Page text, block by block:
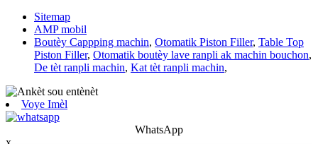
Sitemap
AMP mobil
Boutèy Cappping machin, Otomatik Piston Filler, Table Top
Piston Filler, Otomatik boutèy lave ranpli ak machin bouchon,
De tèt ranpli machin, Kat tèt ranpli machin,
Voye Imèl
WhatsApp